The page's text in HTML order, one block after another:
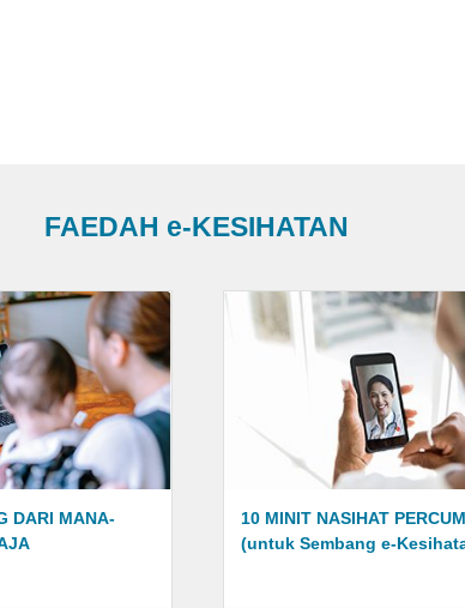
FAEDAH e-KESIHATAN
DARI MANA-
10 MINIT NASIHAT
(untuk Sembang e-
(untuk Sembang e-
Kesihatan)